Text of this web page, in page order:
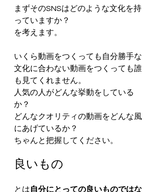
まずそのSNSはどのような文化を持
っていますか？
を考えます。
いくら動画をつくっても自分勝手な
文化に合わない動画をつくっても誰
も見てくれません。
人気の人がどんな挙動をしている
か？
どんなクオリティの動画をどんな風
にあげているか？
ちゃんと把握してください。
良いもの
とは自分にとっての良いものではな